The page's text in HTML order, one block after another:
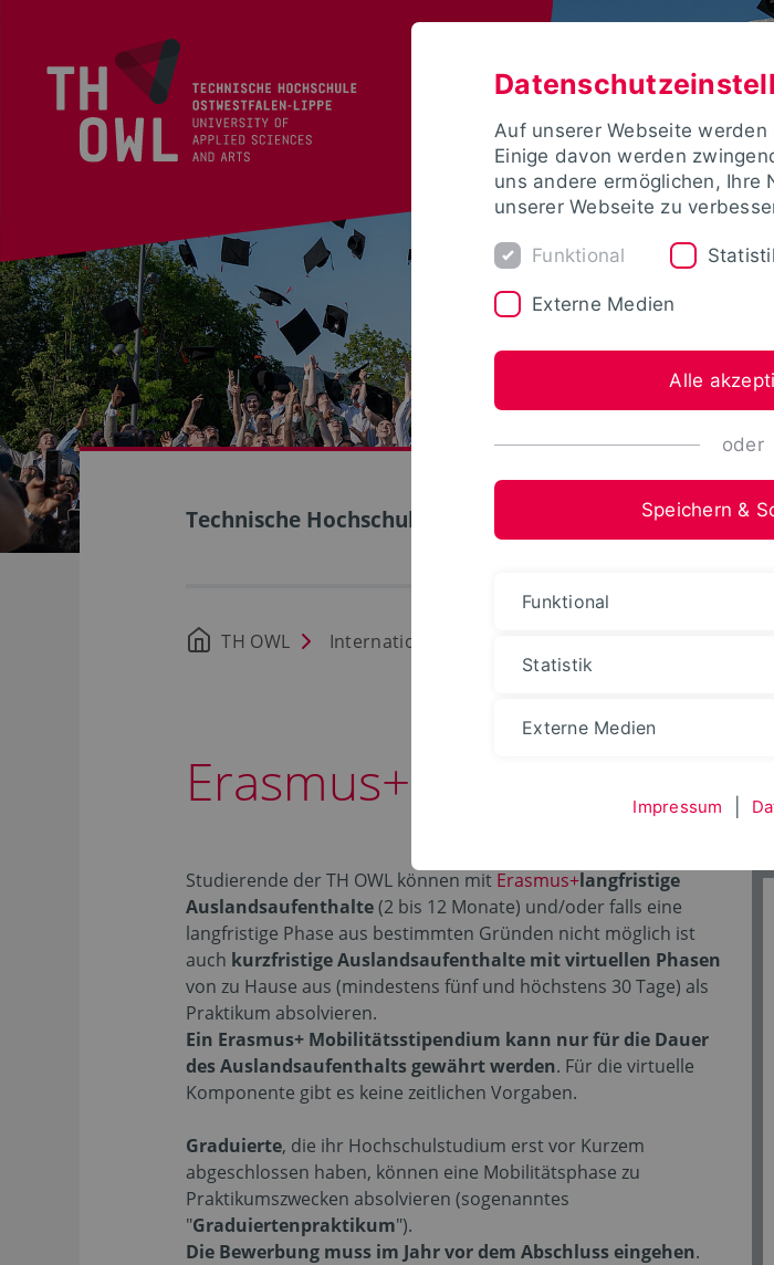
Technische Hochschule Ostwestfalen-Lippe
TH OWL International
Erasmus+ Praktikum
Studierende der TH OWL können mit Erasmus+langfristige
Auslandsaufenthalte(2 bis 12 Monate) und/oder falls eine
langfristige Phase aus bestimmten Gründen nicht möglich ist
auch kurzfristige Auslandsaufenthalte mit virtuellen Phasen
von zu Hause aus (mindestens fünf und höchstens 30 Tage) als
Praktikum absolvieren.
Ein Erasmus+ Mobilitätsstipendium kann nur für die Dauer
des Auslandsaufenthalts gewährt werden. Für die virtuelle
Komponente gibt es keine zeitlichen Vorgaben.
Graduierte, die ihr Hochschulstudium erst vor Kurzem
abgeschlossen haben, können eine Mobilitätsphase zu
Praktikumszwecken absolvieren (sogenanntes
"Graduiertenpraktikum").
Die Bewerbung muss im Jahr vor dem Abschluss eingehen.
Auf unserer Webseite
Einige davon werden
uns andere ermöglichen, Ihre
unserer Webseite zu
Funktional
Externe Medien
Alle
oder
Speichern &
Funktional
Statistik
Externe Medien
Impressum